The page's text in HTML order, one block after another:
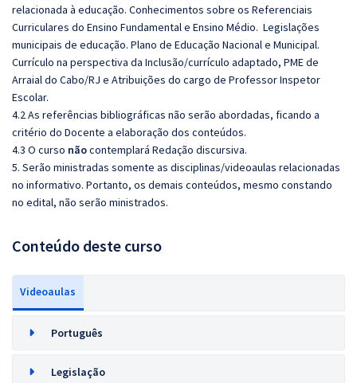
relacionada à educação. Conhecimentos sobre os Referenciais
Curriculares do Ensino Fundamental e Ensino Médio. Legislações
municipais de educação. Plano de Educação Nacional e Municipal.
Currículo na perspectiva da Inclusão/currículo adaptado, PME de
Arraial do Cabo/RJ e Atribuições do cargo de Professor Inspetor
Escolar.
4.2 As referências bibliográficas não serão abordadas, ficando a
critério do Docente a elaboração dos conteúdos.
4.3 O curso nãocontemplará Redação discursiva.
5. Serão ministradas somente as disciplinas/videoaulas relacionadas
no informativo. Portanto, os demais conteúdos, mesmo constando
no edital, não serão ministrados.
Conteúdo deste curso
Videoaulas
Português
Legislação